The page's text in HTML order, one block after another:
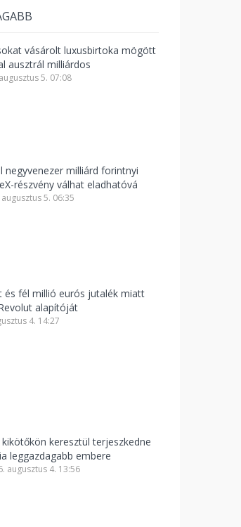
vásárolt luxusbirtoka mögött
ausztrál milliárdos
5. 07:08
negyvenezer milliárd forintnyi
részvény válhat eladhatóvá
5. 06:35
és fél millió eurós jutalék miatt
alapítóját
4. 14:27
keresztül terjeszkedne
leggazdagabb embere
augusztus 4. 13:56